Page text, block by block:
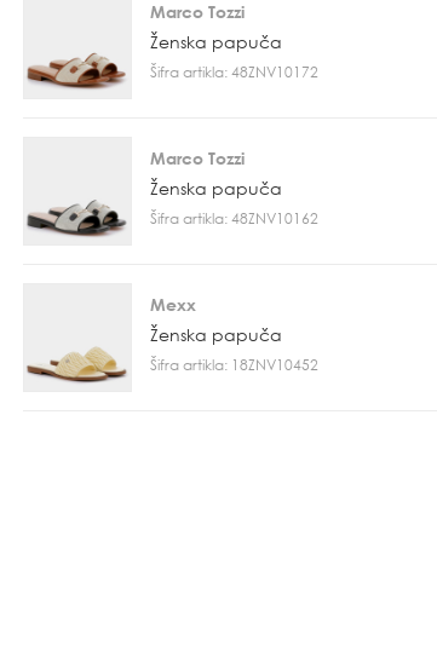
Marco Tozzi
Ženska papuča
Šifra artikla: 48ZNV10172
Marco Tozzi
Ženska papuča
Šifra artikla: 48ZNV10162
Mexx
Ženska papuča
Šifra artikla: 18ZNV10452